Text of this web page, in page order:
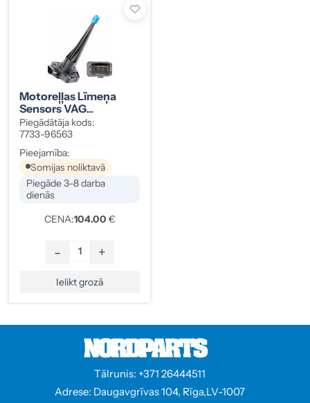
Motoreļļas Līmeņa
Sensors VAG
07P907660
Piegādātāja kods:
7733-96563
Pieejamība:
Somijas noliktavā
Piegāde 3–8 darba
dienās
CENA:104.00 €
- +
Ielikt grozā
Tālrunis: +371 26444511
Adrese: Daugavgrīvas 104, Rīga,LV-1007